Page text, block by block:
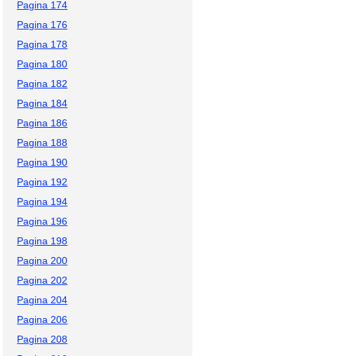
Pagina 174
Pagina 176
Pagina 178
Pagina 180
Pagina 182
Pagina 184
Pagina 186
Pagina 188
Pagina 190
Pagina 192
Pagina 194
Pagina 196
Pagina 198
Pagina 200
Pagina 202
Pagina 204
Pagina 206
Pagina 208